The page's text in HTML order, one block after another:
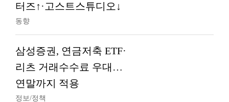
터즈↑·고스트스튜디오↓
동향
삼성증권, 연금저축 ETF·
리츠 거래수수료 우대…
연말까지 적용
정보/정책